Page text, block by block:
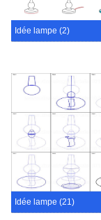
Idée lampe (2)
Idée lampe (21)